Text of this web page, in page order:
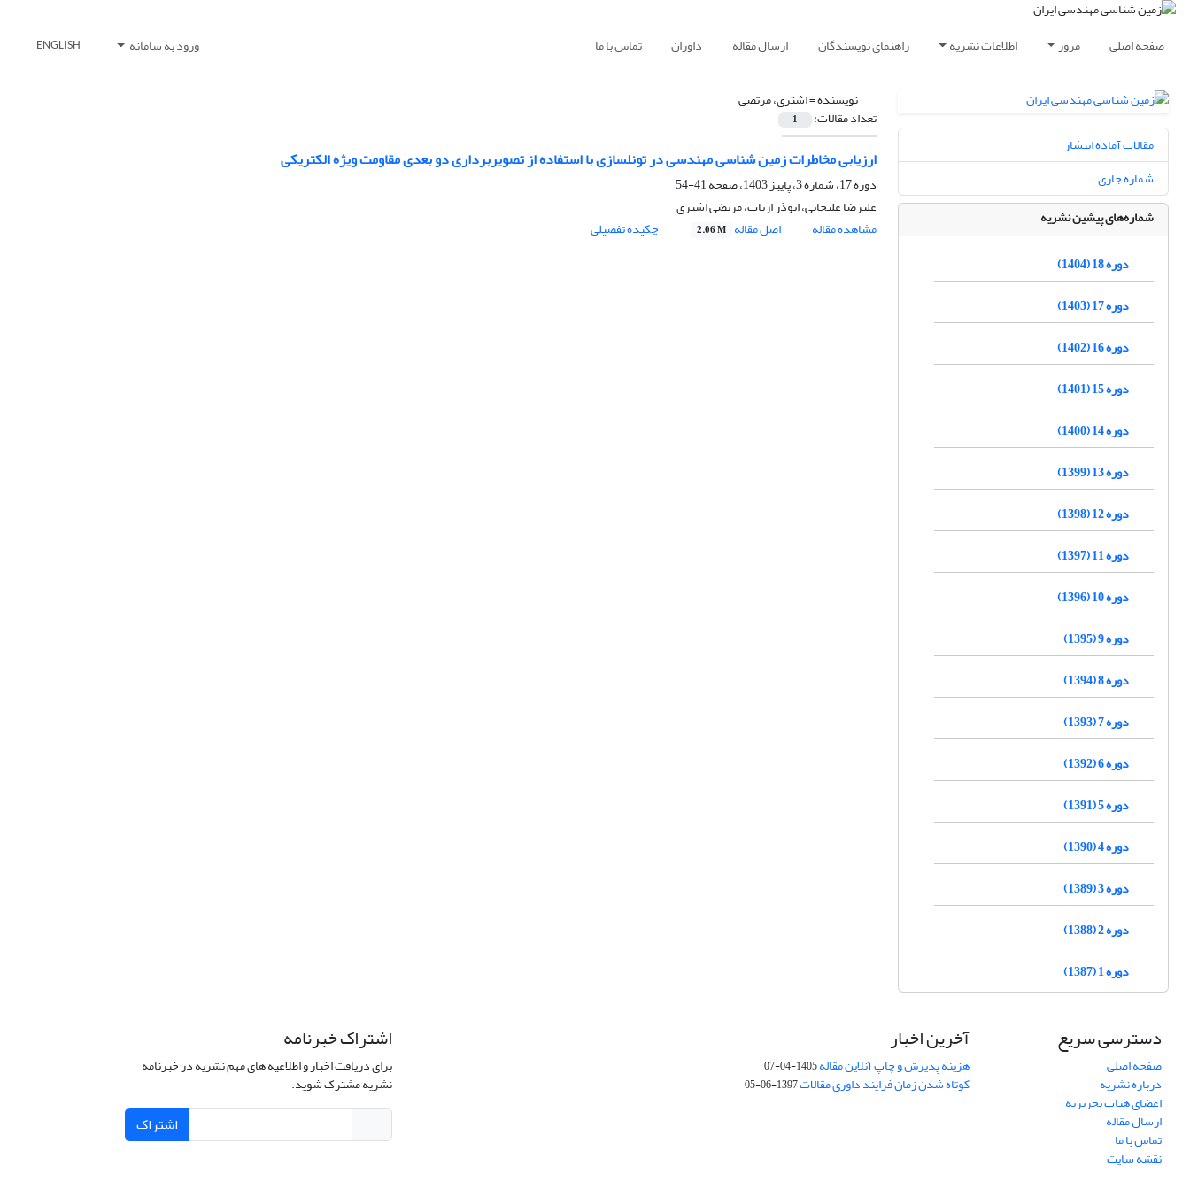
صفحه اصلی مرور اطلاعات نشریه راهنمای نویسندگان ارسال مقاله داوران تماس با ما ورود به سامانه ENGLISH
نویسنده =اشتری، مرتضی
تعداد مقالات: 1
ارزیابی مخاطرات زمین شناسی مهندسی در تونلسازی با استفاده از تصویربرداری دو بعدی مقاومت ویژه الکتریکی
دوره 17، شماره 3، پاییز 1403، صفحه
41-54
علیرضا علیجانی، ابوذر ارباب، مرتضی اشتری
مشاهده مقاله
اصل مقاله 2.06 M چکیده تفصیلی
مقالات آماده انتشار
شماره جاری
شماره‌های پیشین نشریه
دوره 18 (1404)
دوره 17 (1403)
دوره 16 (1402)
دوره 15 (1401)
دوره 14 (1400)
دوره 13 (1399)
دوره 12 (1398)
دوره 11 (1397)
دوره 10 (1396)
دوره 9 (1395)
دوره 8 (1394)
دوره 7 (1393)
دوره 6 (1392)
دوره 5 (1391)
دوره 4 (1390)
دوره 3 (1389)
دوره 2 (1388)
دوره 1 (1387)
دسترسی سریع
صفحه اصلی
درباره نشریه
اعضای هیات تحریریه
ارسال مقاله
تماس با ما
نقشه سایت
آخرین اخبار
هزینه پذیرش و چاپ آنلاین مقاله1405-04-07
کوتاه شدن زمان فرایند داوری مقالات1397-06-05
اشتراک خبرنامه
برای دریافت اخبار و اطلاعیه های مهم نشریه در خبرنامه
نشریه مشترک شوید.
اشتراک